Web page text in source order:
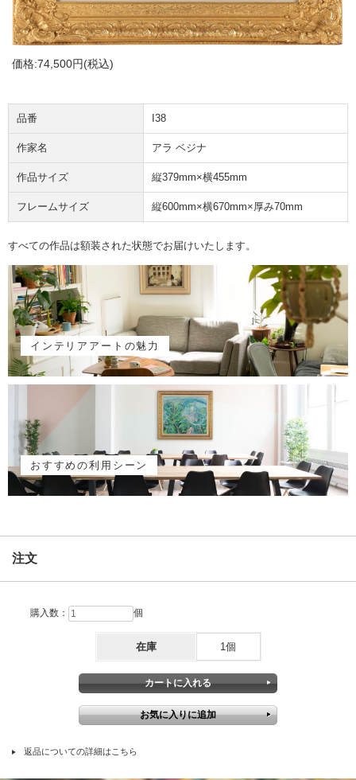
価格:74,500円(税込)
品番 I38
作家名 アラ ベジナ
作品サイズ 縦379mm×横455mm
フレームサイズ 縦600mm×横670mm×厚み70mm
すべての作品は額装された状態でお届けいたします。
インテリアアートの魅力
おすすめの利用シーン
注文
購入数： 個
在庫 1個
返品についての詳細はこちら